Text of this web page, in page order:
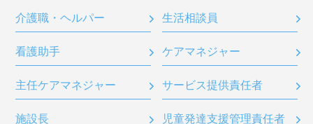
介護職・ヘルパー 生活相談員
看護助手 ケアマネジャー
主任ケアマネジャー サービス提供責任者
施設長 児童発達支援管理責任者